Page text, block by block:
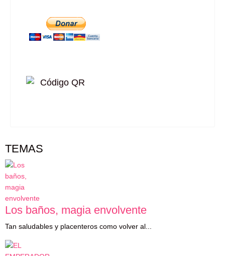
TEMAS
Los baños, magia envolvente
Tan saludables y placenteros como volver al...